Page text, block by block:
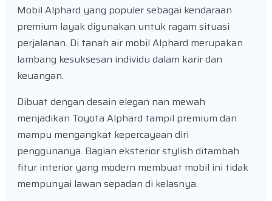
Mobil Alphard yang populer sebagai kendaraan
premium layak digunakan untuk ragam situasi
perjalanan. Di tanah air mobil Alphard merupakan
lambang kesuksesan individu dalam karir dan
keuangan.
Dibuat dengan desain elegan nan mewah
menjadikan Toyota Alphard tampil premium dan
mampu mengangkat kepercayaan diri
penggunanya. Bagian eksterior stylish ditambah
fitur interior yang modern membuat mobil ini tidak
mempunyai lawan sepadan di kelasnya.